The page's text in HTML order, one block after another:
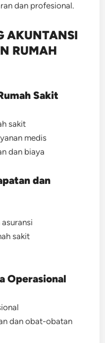
dan profesional.
AKUNTANSI
RUMAH
Sakit
sakit
medis
dan biaya
dan
sakit
Operasional
dan obat-obatan